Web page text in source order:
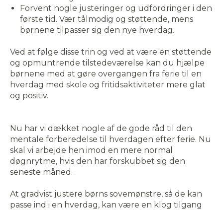
Forvent nogle justeringer og udfordringer i den
første tid. Vær tålmodig og støttende, mens
børnene tilpasser sig den nye hverdag.
Ved at følge disse trin og ved at være en støttende
og opmuntrende tilstedeværelse kan du hjælpe
børnene med at gøre overgangen fra ferie til en
hverdag med skole og fritidsaktiviteter mere glat
og positiv.
Nu har vi dækket nogle af de gode råd til den
mentale forberedelse til hverdagen efter ferie. Nu
skal vi arbejde hen imod en mere normal
døgnrytme, hvis den har forskubbet sig den
seneste måned.
At gradvist justere børns sovemønstre, så de kan
passe ind i en hverdag, kan være en klog tilgang